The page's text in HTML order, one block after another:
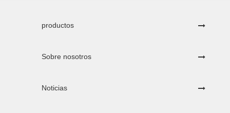
productos
Sobre nosotros
Noticias